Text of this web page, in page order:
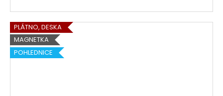
PLÁTNO, DESKA
MAGNETKA
POHLEDNICE